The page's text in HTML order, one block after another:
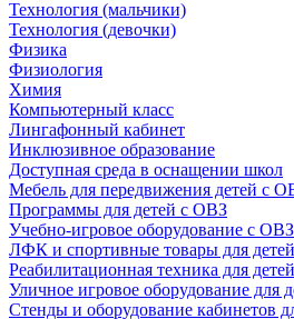
Технология (мальчики)
Технология (девочки)
Физика
Физиология
Химия
Компьютерный класс
Лингафонный кабинет
Инклюзивное образование
Доступная среда в оснащении школ
Мебель для передвижения детей с
Программы для детей с ОВЗ
Учебно-игровое оборудование с ОВЗ
ЛФК и спортивные товары для
Реабилитационная техника для
Уличное игровое оборудование для
Стенды и оборудование кабинетов